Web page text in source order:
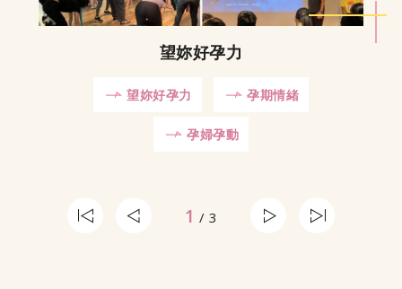
望妳好孕力
望妳好孕力 孕期情緒
孕婦孕動
1 / 3